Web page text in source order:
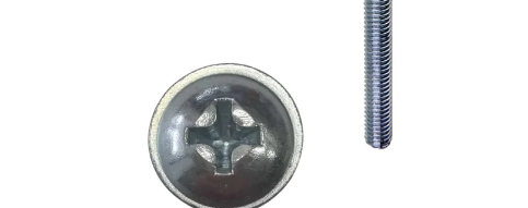
NÝT DUTÝ DVOJDÍLNÝ 3,5X10 NIKL
2 Kč